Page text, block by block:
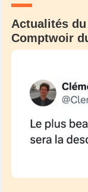
Actualités
Comptwoir